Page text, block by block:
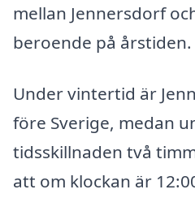
mellan Jennersdorf
beroende på årstiden.
Under vintertid är
före Sverige, medan
tidsskillnaden två
att om klockan är